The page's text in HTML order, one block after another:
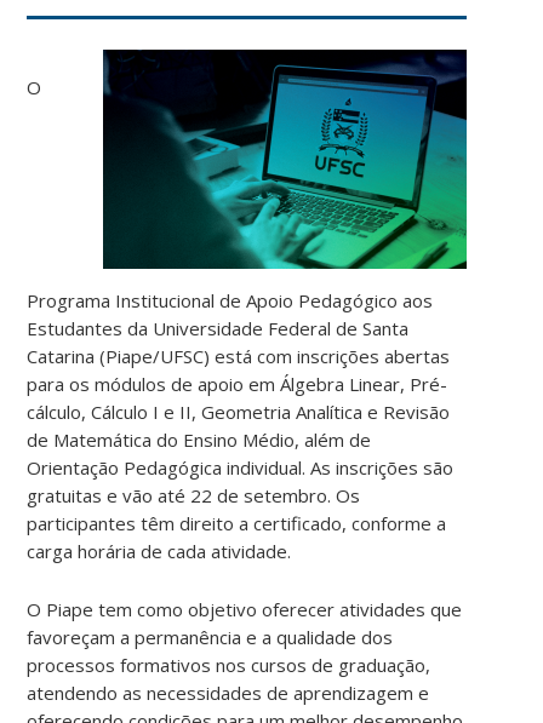
O
Programa Institucional de Apoio Pedagógico aos
Estudantes da Universidade Federal de Santa
Catarina (Piape/UFSC) está com inscrições abertas
para os módulos de apoio em Álgebra Linear, Pré-
cálculo, Cálculo I e II, Geometria Analítica e Revisão
de Matemática do Ensino Médio, além de
Orientação Pedagógica individual. As inscrições são
gratuitas e vão até 22 de setembro. Os
participantes têm direito a certificado, conforme a
carga horária de cada atividade.
O Piape tem como objetivo oferecer atividades que
favoreçam a permanência e a qualidade dos
processos formativos nos cursos de graduação,
atendendo as necessidades de aprendizagem e